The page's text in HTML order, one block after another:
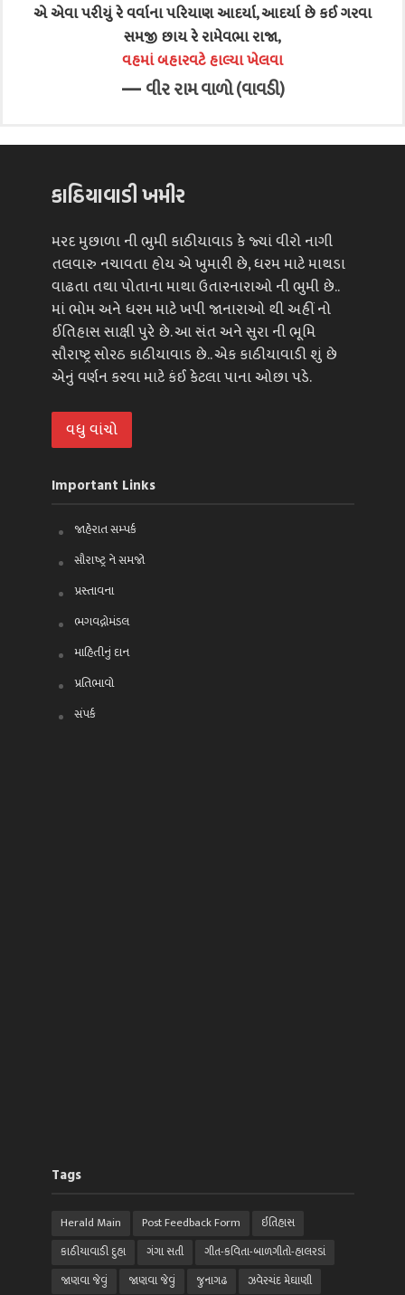
એ એવા પરીયું રે વર્વાના પરિયાણ આદર્યા, આદર્યા છે કઈ ગરવા
સમજી છાય રે રામેવભા રાજા,
વહમાં બહારવટે હાલ્યા ખેલવા
—વીર રામ વાળો (વાવડી)
કાઠિયાવાડી ખમીર
મરદ મુછાળા ની ભુમી કાઠીયાવાડ કે જ્યાં વીરો નાગી
તલવારુ નચાવતા હોય એ ખુમારી છે, ધરમ માટે માથડા
વાઢતા તથા પોતાના માથા ઉતારનારાઓ ની ભુમી છે..
માં ભોમ અને ધરમ માટે ખપી જાનારાઓ થી અહીં નો
ઈતિહાસ સાક્ષી પુરે છે. આ સંત અને સુરા ની ભૂમિ
સૌરાષ્ટ્ર સોરઠ કાઠીયાવાડ છે.. એક કાઠીયાવાડી શું છે
એનું વર્ણન કરવા માટે કંઈ કેટલા પાના ઓછા પડે.
વધુ વાંચો
Important Links
જાહેરાત સમ્પર્ક
સૌરાષ્ટ્ર ને સમજો
પ્રસ્તાવના
ભગવદ્ગોમંડલ
માહિતીનું દાન
પ્રતિભાવો
સંપર્ક
Tags
Herald Main Post Feedback Form
ઈતિહાસ
કાઠીયાવાડી દુહા
ગંગા સતી
ગીત-કવિતા-બાળગીતો-હાલરડાં
જાણવા જેવું
જાણવા જેવું જુનાગઢ ઝવેરચંદ મેઘાણી